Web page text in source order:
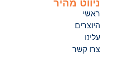
ניווט מהיר
ראשי
היוצרים
עלינו
צרו קשר